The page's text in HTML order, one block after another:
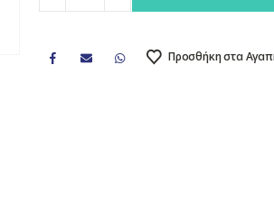
Προσθήκη στα